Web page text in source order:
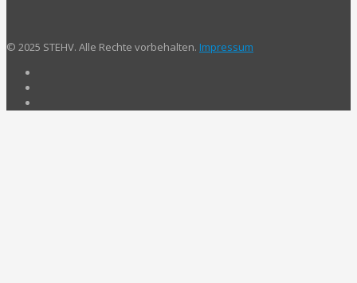
© 2025 STEHV. Alle Rechte vorbehalten. Impressum